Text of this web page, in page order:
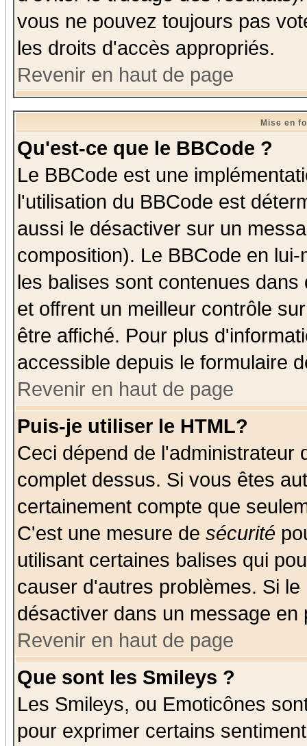
vous ne pouvez toujours pas
les droits d'accès appropriés.
Revenir en haut de page
Mise en
Qu'est-ce que le BBCode ?
Le BBCode est une
l'utilisation du BBCode est
aussi le désactiver sur un
composition). Le BBCode en
les balises sont contenues
et offrent un meilleur contrôle
être affiché. Pour plus
accessible depuis le formulaire
Revenir en haut de page
Puis-je utiliser le HTML?
Ceci dépend de l'administrateur
complet dessus. Si vous êtes
certainement compte que
C'est une mesure de sécurité
utilisant certaines balises qui
causer d'autres problèmes. Si
désactiver dans un message
Revenir en haut de page
Que sont les Smileys ?
Les Smileys, ou Emoticônes
pour exprimer certains